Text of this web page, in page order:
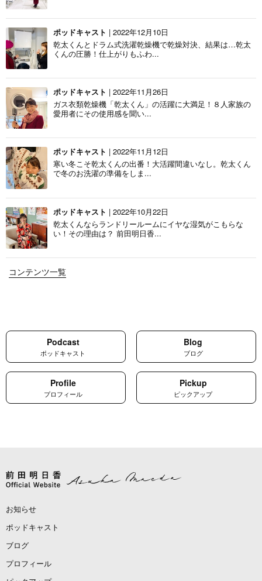
ポッドキャスト | 2022年12月10日
乾太くんとドラム式洗濯乾燥機で乾燥対決、結果は…乾太
くんの圧勝！仕上がりもふわ...
ポッドキャスト | 2022年11月26日
ガス衣類乾燥機「乾太くん」の活躍に大満足！８人家族の
愛用者にその使用感を聞い...
ポッドキャスト | 2022年11月12日
寒い冬こそ乾太くんの出番！大活躍間違いなし。乾太くん
で冬のお洗濯の準備をしま...
ポッドキャスト | 2022年10月22日
乾太くんならランドリールームにイヤな湿気がこもらな
い！その理由は？ 前田明日香...
コンテンツ一覧
Podcast
ポッドキャスト
Blog
ブログ
Profile
プロフィール
Pickup
ピックアップ
お知らせ
ポッドキャスト
ブログ
プロフィール